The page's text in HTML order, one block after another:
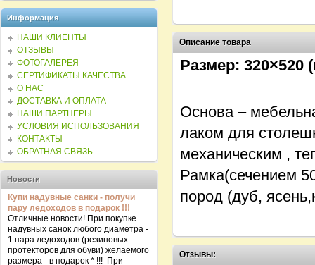
Описание товара
Размер: 320×520
Основа –
лаком для
механическим ,
Рамка(сечением
пород (дуб,
Отзывы:
Информация
НАШИ КЛИЕНТЫ
ОТЗЫВЫ
ФОТОГАЛЕРЕЯ
СЕРТИФИКАТЫ КАЧЕСТВА
О НАС
ДОСТАВКА И ОПЛАТА
НАШИ ПАРТНЕРЫ
УСЛОВИЯ ИСПОЛЬЗОВАНИЯ
КОНТАКТЫ
ОБРАТНАЯ СВЯЗЬ
Новости
Купи надувные санки - получи
пару ледоходов в подарок !!!
Отличные новости! При покупке
надувных санок любого диаметра -
1 пара ледоходов (резиновых
протекторов для обуви) желаемого
размера - в подарок * !!! При